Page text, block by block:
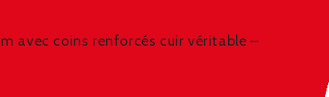
avec coins renforcés cuir véritable –